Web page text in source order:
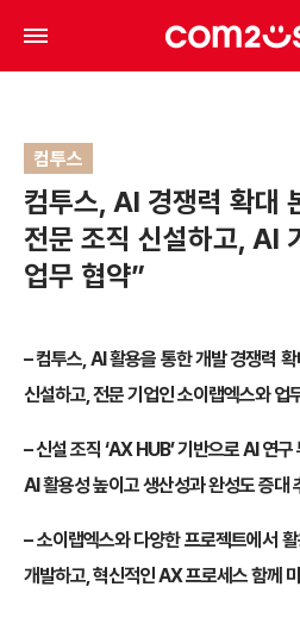
컴투스
컴투스, AI 경쟁력 확대
전문 조직 신설하고, AI
업무 협약”
– 컴투스, AI 활용을 통한 개발 경쟁력
신설하고, 전문 기업인 소이랩엑스와 업
– 신설 조직 ‘AX HUB’ 기반으로 AI 연구
AI 활용성 높이고 생산성과 완성도 증대
– 소이랩엑스와 다양한 프로젝트에서
개발하고, 혁신적인 AX 프로세스 함께